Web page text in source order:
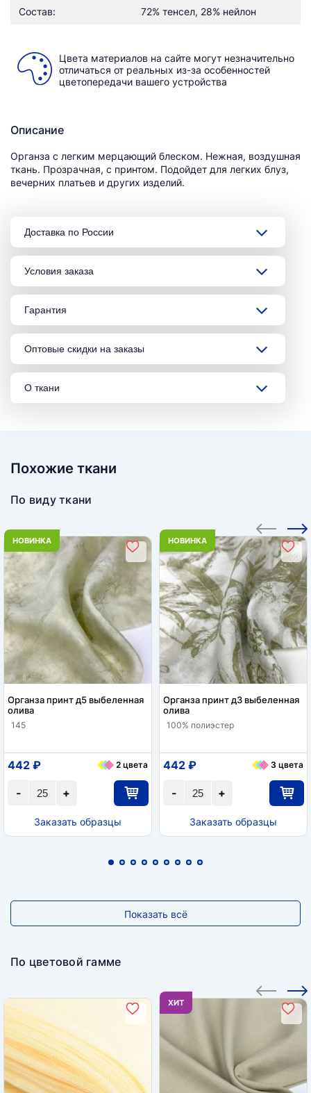
Состав: 72% тенсел, 28% нейлон
Цвета материалов на сайте могут незначительно
отличаться от реальных из-за особенностей
цветопередачи вашего устройства
Описание
Органза с легким мерцающий блеском. Нежная, воздушная
ткань. Прозрачная, с принтом. Подойдет для легких блуз,
вечерних платьев и других изделий.
Доставка по России
Условия заказа
Гарантия
Оптовые скидки на заказы
О ткани
Похожие ткани
По виду ткани
НОВИНКА
Органза принт д5 выбеленная
олива
145
+
-
442 ₽ 2 цвета
Заказать образцы
НОВИНКА
Органза принт д3 выбеленная
олива
100% полиэстер
+
-
442 ₽ 3 цвета
Заказать образцы
Показать всё
По цветовой гамме
ХИТ